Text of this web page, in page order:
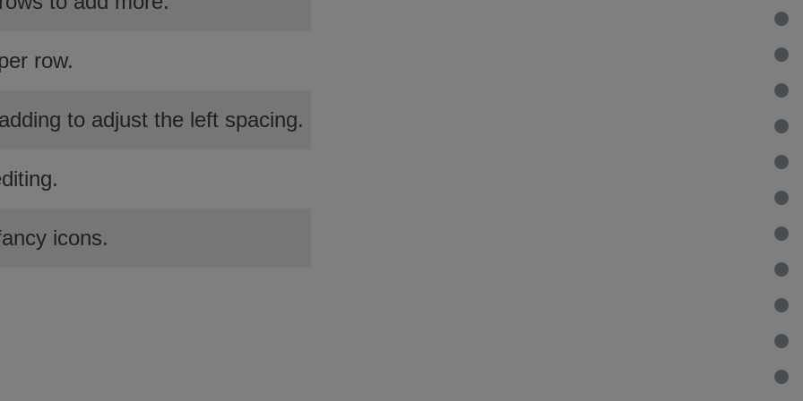
row.
to adjust the left spacing.
icons.